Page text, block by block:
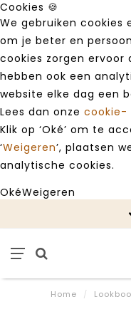
Cookies 🍪
We gebruiken cookies
om je beter en
cookies zorgen ervoor
hebben ook een
website elke dag een
Lees dan onze cookie-
Klik op ‘Oké’ om te
‘Weigeren’, plaatsen
analytische cookies.
OkéWeigeren
Home /